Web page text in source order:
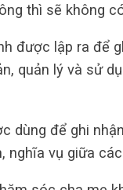
thì sẽ không
được lập ra để
quản lý và sử
dùng để ghi
nghĩa vụ giữa